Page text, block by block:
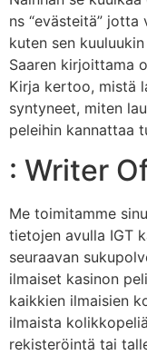
ns “evästeitä”
kuten sen
Saaren kirjoittama
Kirja kertoo, mistä
syntyneet, miten
peleihin kannattaa
: Writer
Me toimitamme
tietojen avulla IGT
seuraavan
ilmaiset kasinon
kaikkien ilmaisien
ilmaista
rekisteröintä tai